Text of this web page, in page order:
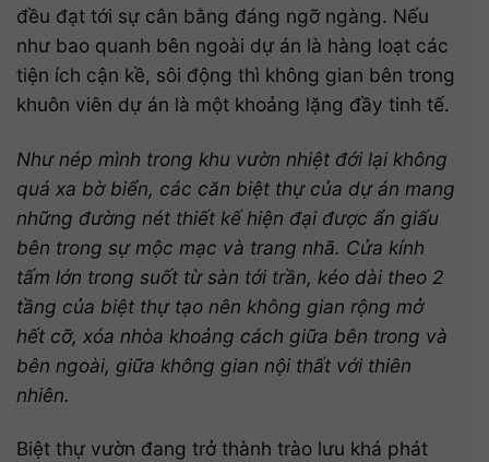
đều đạt tới sự cân bằng đáng ngỡ ngàng. Nếu
như bao quanh bên ngoài dự án là hàng loạt các
tiện ích cận kề, sôi động thì không gian bên trong
khuôn viên dự án là một khoảng lặng đầy tinh tế.
Như nép mình trong khu vườn nhiệt đới lại không
quá xa bờ biển, các căn biệt thự của dự án mang
những đường nét thiết kế hiện đại được ẩn giấu
bên trong sự mộc mạc và trang nhã. Cửa kính
tấm lớn trong suốt từ sàn tới trần, kéo dài theo 2
tầng của biệt thự tạo nên không gian rộng mở
hết cỡ, xóa nhòa khoảng cách giữa bên trong và
bên ngoài, giữa không gian nội thất với thiên
nhiên.
Biệt thự vườn đang trở thành trào lưu khá phát